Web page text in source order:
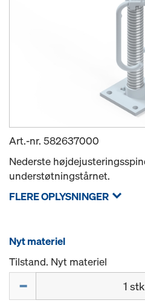
Art.-nr. 582637000
Nederste
understøtningstårnet.
FLERE OPLYSNINGER
Nyt materiel
Tilstand. Nyt materiel